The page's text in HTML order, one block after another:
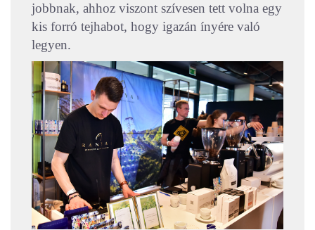
jobbnak, ahhoz viszont szívesen tett volna egy
kis forró tejhabot, hogy igazán ínyére való
legyen.